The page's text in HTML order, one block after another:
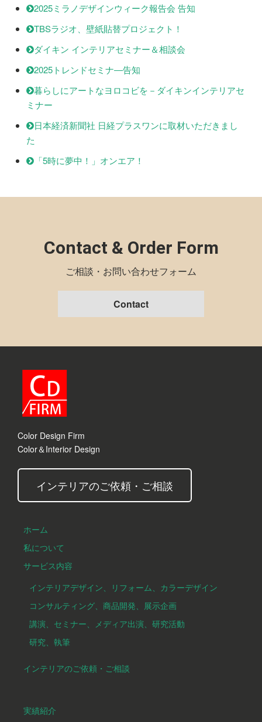
2025ミラノデザインウィーク報告会 告知
TBSラジオ、壁紙貼替プロジェクト！
ダイキン インテリアセミナー＆相談会
2025トレンドセミナ―告知
暮らしにアートなヨロコビを－ダイキンインテリアセ
ミナー
日本経済新聞社 日経プラスワンに取材いただきまし
た
「5時に夢中！」オンエア！
Contact & Order Form
ご相談・お問い合わせフォーム
Contact
Color Design Firm
Color＆Interior Design
インテリアのご依頼・ご相談
ホーム
私について
サービス内容
インテリアデザイン、リフォーム、カラーデザイン
コンサルティング、商品開発、展示企画
講演、セミナー、メディア出演、研究活動
研究、執筆
インテリアのご依頼・ご相談
実績紹介